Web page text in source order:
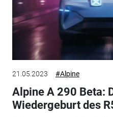
21.05.2023 #Alpine
Alpine A 290 Beta:
Wiedergeburt des